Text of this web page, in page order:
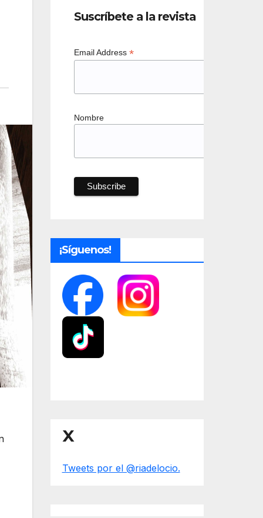
Suscríbete a la revista
Email Address *
Nombre
¡Síguenos!
X
Tweets por el @riadelocio.